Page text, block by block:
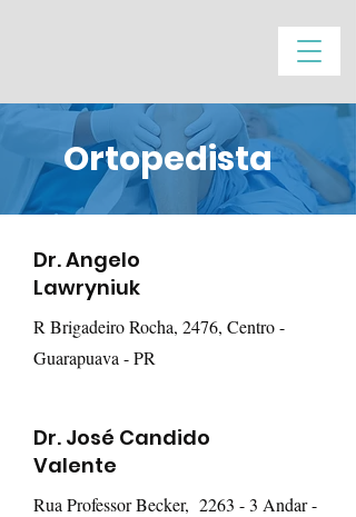
Ortopedista
Dr. Angelo
Lawryniuk
R Brigadeiro Rocha, 2476, Centro -
Guarapuava - PR
Dr. José Candido
Valente
Rua Professor Becker, 2263 - 3 Andar -